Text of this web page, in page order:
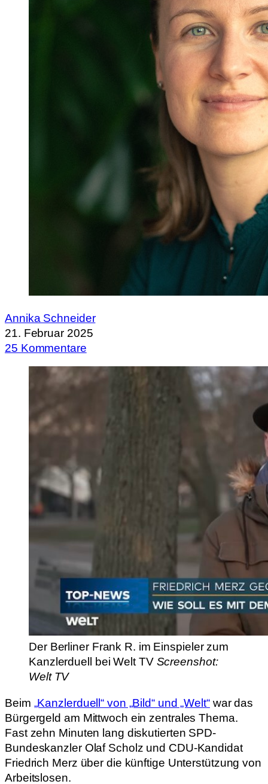
Annika Schneider
21. Februar 2025
25 Kommentare
Der Berliner Frank R. im Einspieler zum
Kanzlerduell bei Welt TV Screenshot:
Welt TV
Beim „Kanzlerduell“ von „Bild“ und „Welt“war das
Bürgergeld am Mittwoch ein zentrales Thema.
Fast zehn Minuten lang diskutierten SPD-
Bundeskanzler Olaf Scholz und CDU-Kandidat
Friedrich Merz über die künftige Unterstützung von
Arbeitslosen.